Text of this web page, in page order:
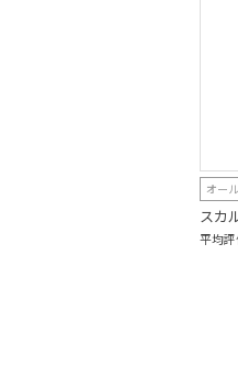
オー
スカ
平均